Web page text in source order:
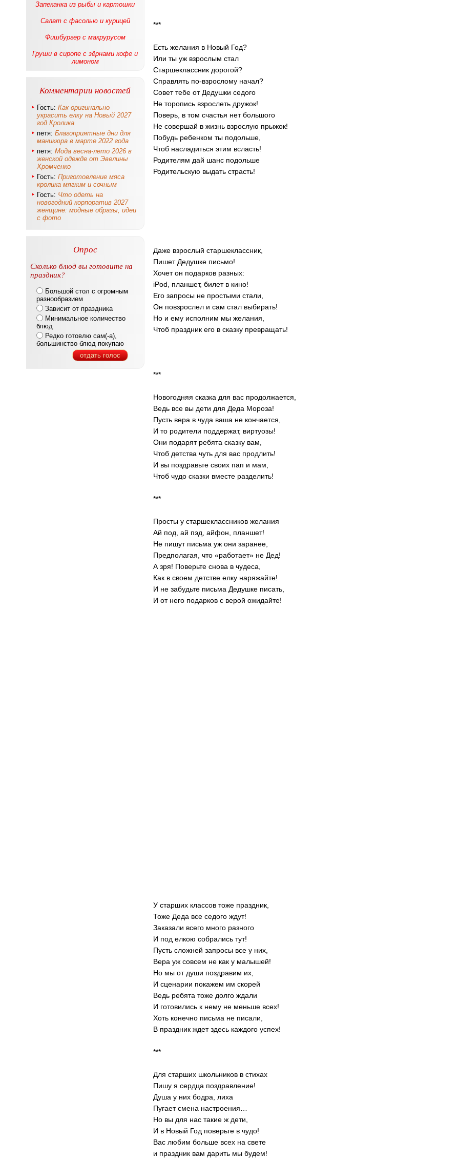
Запеканка из рыбы и картошки
Салат с фасолью и курицей
Фишбургер с макрурусом
Груши в сиропе с зёрнами кофе и
лимоном
Комментарии новостей
Гость: Как оригинально
украсить елку на Новый 2027
год Кролика
петя: Благоприятные дни для
маникюра в марте 2022 года
петя: Мода весна-лето 2026 в
женской одежде от Эвелины
Хромченко
Гость: Приготовление мяса
кролика мягким и сочным
Гость: Что одеть на
новогодний корпоратив 2027
женщине: модные образы, идеи
с фото
Опрос
Сколько блюд вы готовите на
праздник?
разнообразием
Зависит от праздника
блюд
большинство блюд покупаю
отдать голос
***
Есть желания в Новый Год?
Или ты уж взрослым стал
Старшеклассник дорогой?
Справлять по-взрослому начал?
Совет тебе от Дедушки седого
Не торопись взрослеть дружок!
Поверь, в том счастья нет большого
Не совершай в жизнь взрослую прыжок!
Побудь ребенком ты подольше,
Чтоб насладиться этим всласть!
Родителям дай шанс подольше
Родительскую выдать страсть!
Даже взрослый старшеклассник,
Пишет Дедушке письмо!
Хочет он подарков разных:
iPod, планшет, билет в кино!
Его запросы не простыми стали,
Он повзрослел и сам стал выбирать!
Но и ему исполним мы желания,
Чтоб праздник его в сказку превращать!
***
Новогодняя сказка для вас продолжается,
Ведь все вы дети для Деда Мороза!
Пусть вера в чуда ваша не кончается,
И то родители поддержат, виртуозы!
Они подарят ребята сказку вам,
Чтоб детства чуть для вас продлить!
И вы поздравьте своих пап и мам,
Чтоб чудо сказки вместе разделить!
***
Просты у старшеклассников желания
Ай под, ай пэд, айфон, планшет!
Не пишут письма уж они заранее,
Предполагая, что «работает» не Дед!
А зря! Поверьте снова в чудеса,
Как в своем детстве елку наряжайте!
И не забудьте письма Дедушке писать,
И от него подарков с верой ожидайте!
У старших классов тоже праздник,
Тоже Деда все седого ждут!
Заказали всего много разного
И под елкою собрались тут!
Пусть сложней запросы все у них,
Вера уж совсем не как у малышей!
Но мы от души поздравим их,
И сценарии покажем им скорей
Ведь ребята тоже долго ждали
И готовились к нему не меньше всех!
Хоть конечно письма не писали,
В праздник ждет здесь каждого успех!
***
Для старших школьников в стихах
Пишу я сердца поздравление!
Душа у них бодра, лиха
Пугает смена настроения…
Но вы для нас такие ж дети,
И в Новый Год поверьте в чудо!
Вас любим больше всех на свете
и праздник вам дарить мы будем!